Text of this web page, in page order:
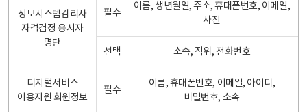
정보시스템감리사
자격검정 응시자
명단
필수
이름, 생년월일, 주소, 휴대폰번호, 이메일,
사진
선택 소속, 직위, 전화번호
디지털서비스
이용지원 회원정보
필수
이름, 휴대폰번호, 이메일, 아이디,
비밀번호, 소속